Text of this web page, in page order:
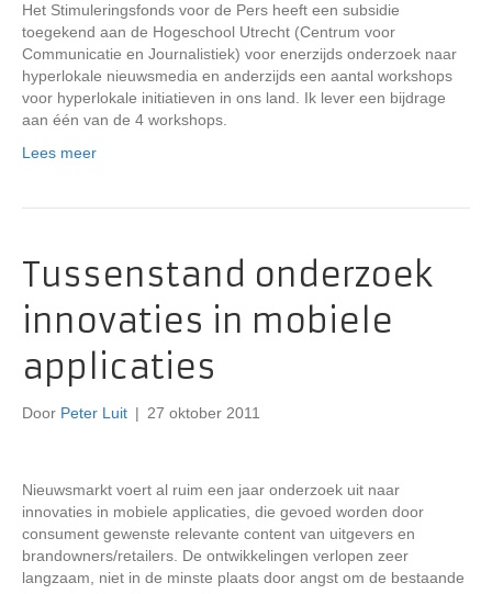
Het Stimuleringsfonds voor de Pers heeft een subsidie
toegekend aan de Hogeschool Utrecht (Centrum voor
Communicatie en Journalistiek) voor enerzijds onderzoek naar
hyperlokale nieuwsmedia en anderzijds een aantal workshops
voor hyperlokale initiatieven in ons land. Ik lever een bijdrage
aan één van de 4 workshops.
Lees meer
Tussenstand onderzoek
innovaties in mobiele
applicaties
Door Peter Luit | 27 oktober 2011
Nieuwsmarkt voert al ruim een jaar onderzoek uit naar
innovaties in mobiele applicaties, die gevoed worden door
consument gewenste relevante content van uitgevers en
brandowners/retailers. De ontwikkelingen verlopen zeer
langzaam, niet in de minste plaats door angst om de bestaande